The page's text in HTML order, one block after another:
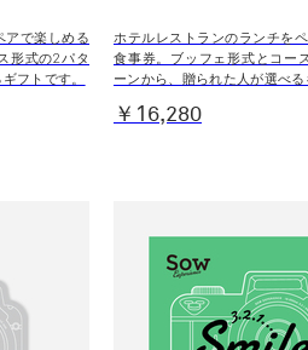
アで楽しめる
形式の2パタ
フトです。
ホテルレストランのランチを
食事券。ブッフェ形式とコー
ーンから、贈られた人が選べる
￥16,280